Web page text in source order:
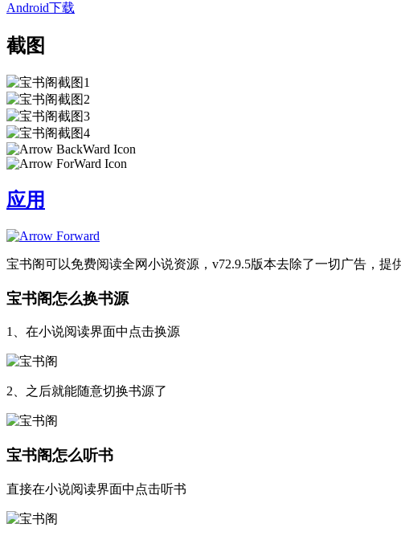
Android下载
截图
应用
宝书阁可以免费阅读全网小说资源，v72.9.5版本去除了一切广告，
宝书阁怎么换书源
1、在小说阅读界面中点击换源
2、之后就能随意切换书源了
宝书阁怎么听书
直接在小说阅读界面中点击听书